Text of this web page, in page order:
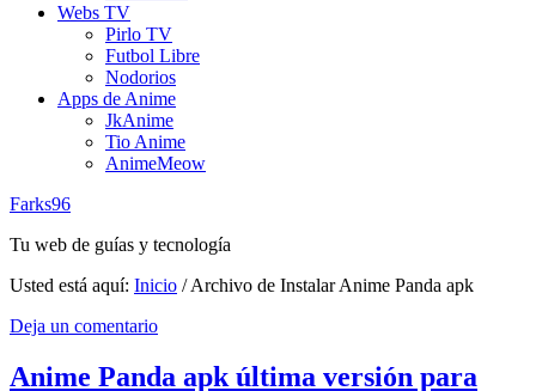
Webs TV
Pirlo TV
Futbol Libre
Nodorios
Apps de Anime
JkAnime
Tio Anime
AnimeMeow
Farks96
Tu web de guías y tecnología
Usted está aquí: Inicio /Archivo de Instalar Anime Panda apk
Deja un comentario
Anime Panda apk última versión para